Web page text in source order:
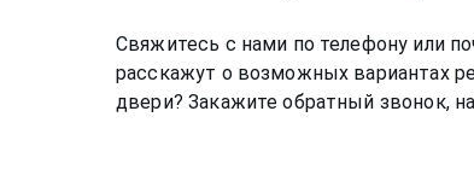
Свяжитесь с нами по телефону или
расскажут о возможных вариантах
двери? Закажите обратный звонок,